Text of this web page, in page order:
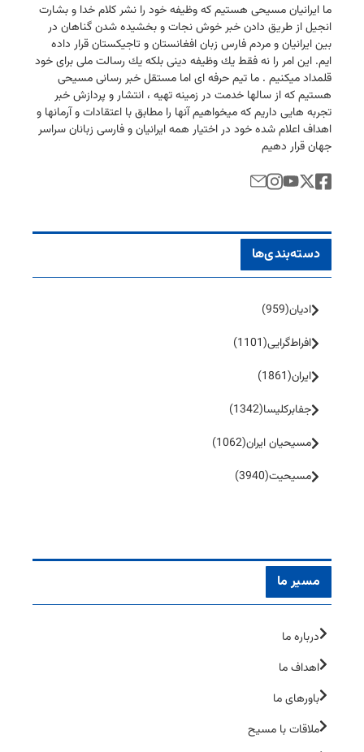
ما ایرانیان مسیحی هستیم كه وظیفه خود را نشر كلام خدا و بشارت
انجیل از طریق دادن خبر خوش نجات و بخشیده شدن گناهان در
بین ایرانیان و مردم فارس زبان افغانستان و تاجیكستان قرار داده
ایم. این امر را نه فقط یك وظیفه دینی بلكه یك رسالت ملی برای خود
قلمداد میكنیم . ما تیم حرفه ای اما مستقل خبر رسانی مسیحی
هستیم كه از سالها خدمت در زمینه تهیه ، انتشار و پردازش خبر
تجربه هایی داریم كه میخواهیم آنها را مطابق با اعتقادات و آرمانها و
اهداف اعلام شده خود در اختیار همه ایرانیان و فارسی زبانان سراسر
جهان قرار دهیم
دسته‌بندی‌ها
ادیان(959)
افراط‌گرایی(1101)
ایران(1861)
جفا‌بر‌کلیسا(1342)
مسیحیان ایران(1062)
مسیحیت(3940)
مسیر ما
درباره ما
اهداف ما
باورهای ما
ملاقات با مسیح